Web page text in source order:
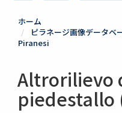
ホーム
ピラネージ画像データ
Piranesi
Altrorilievo
piedestallo